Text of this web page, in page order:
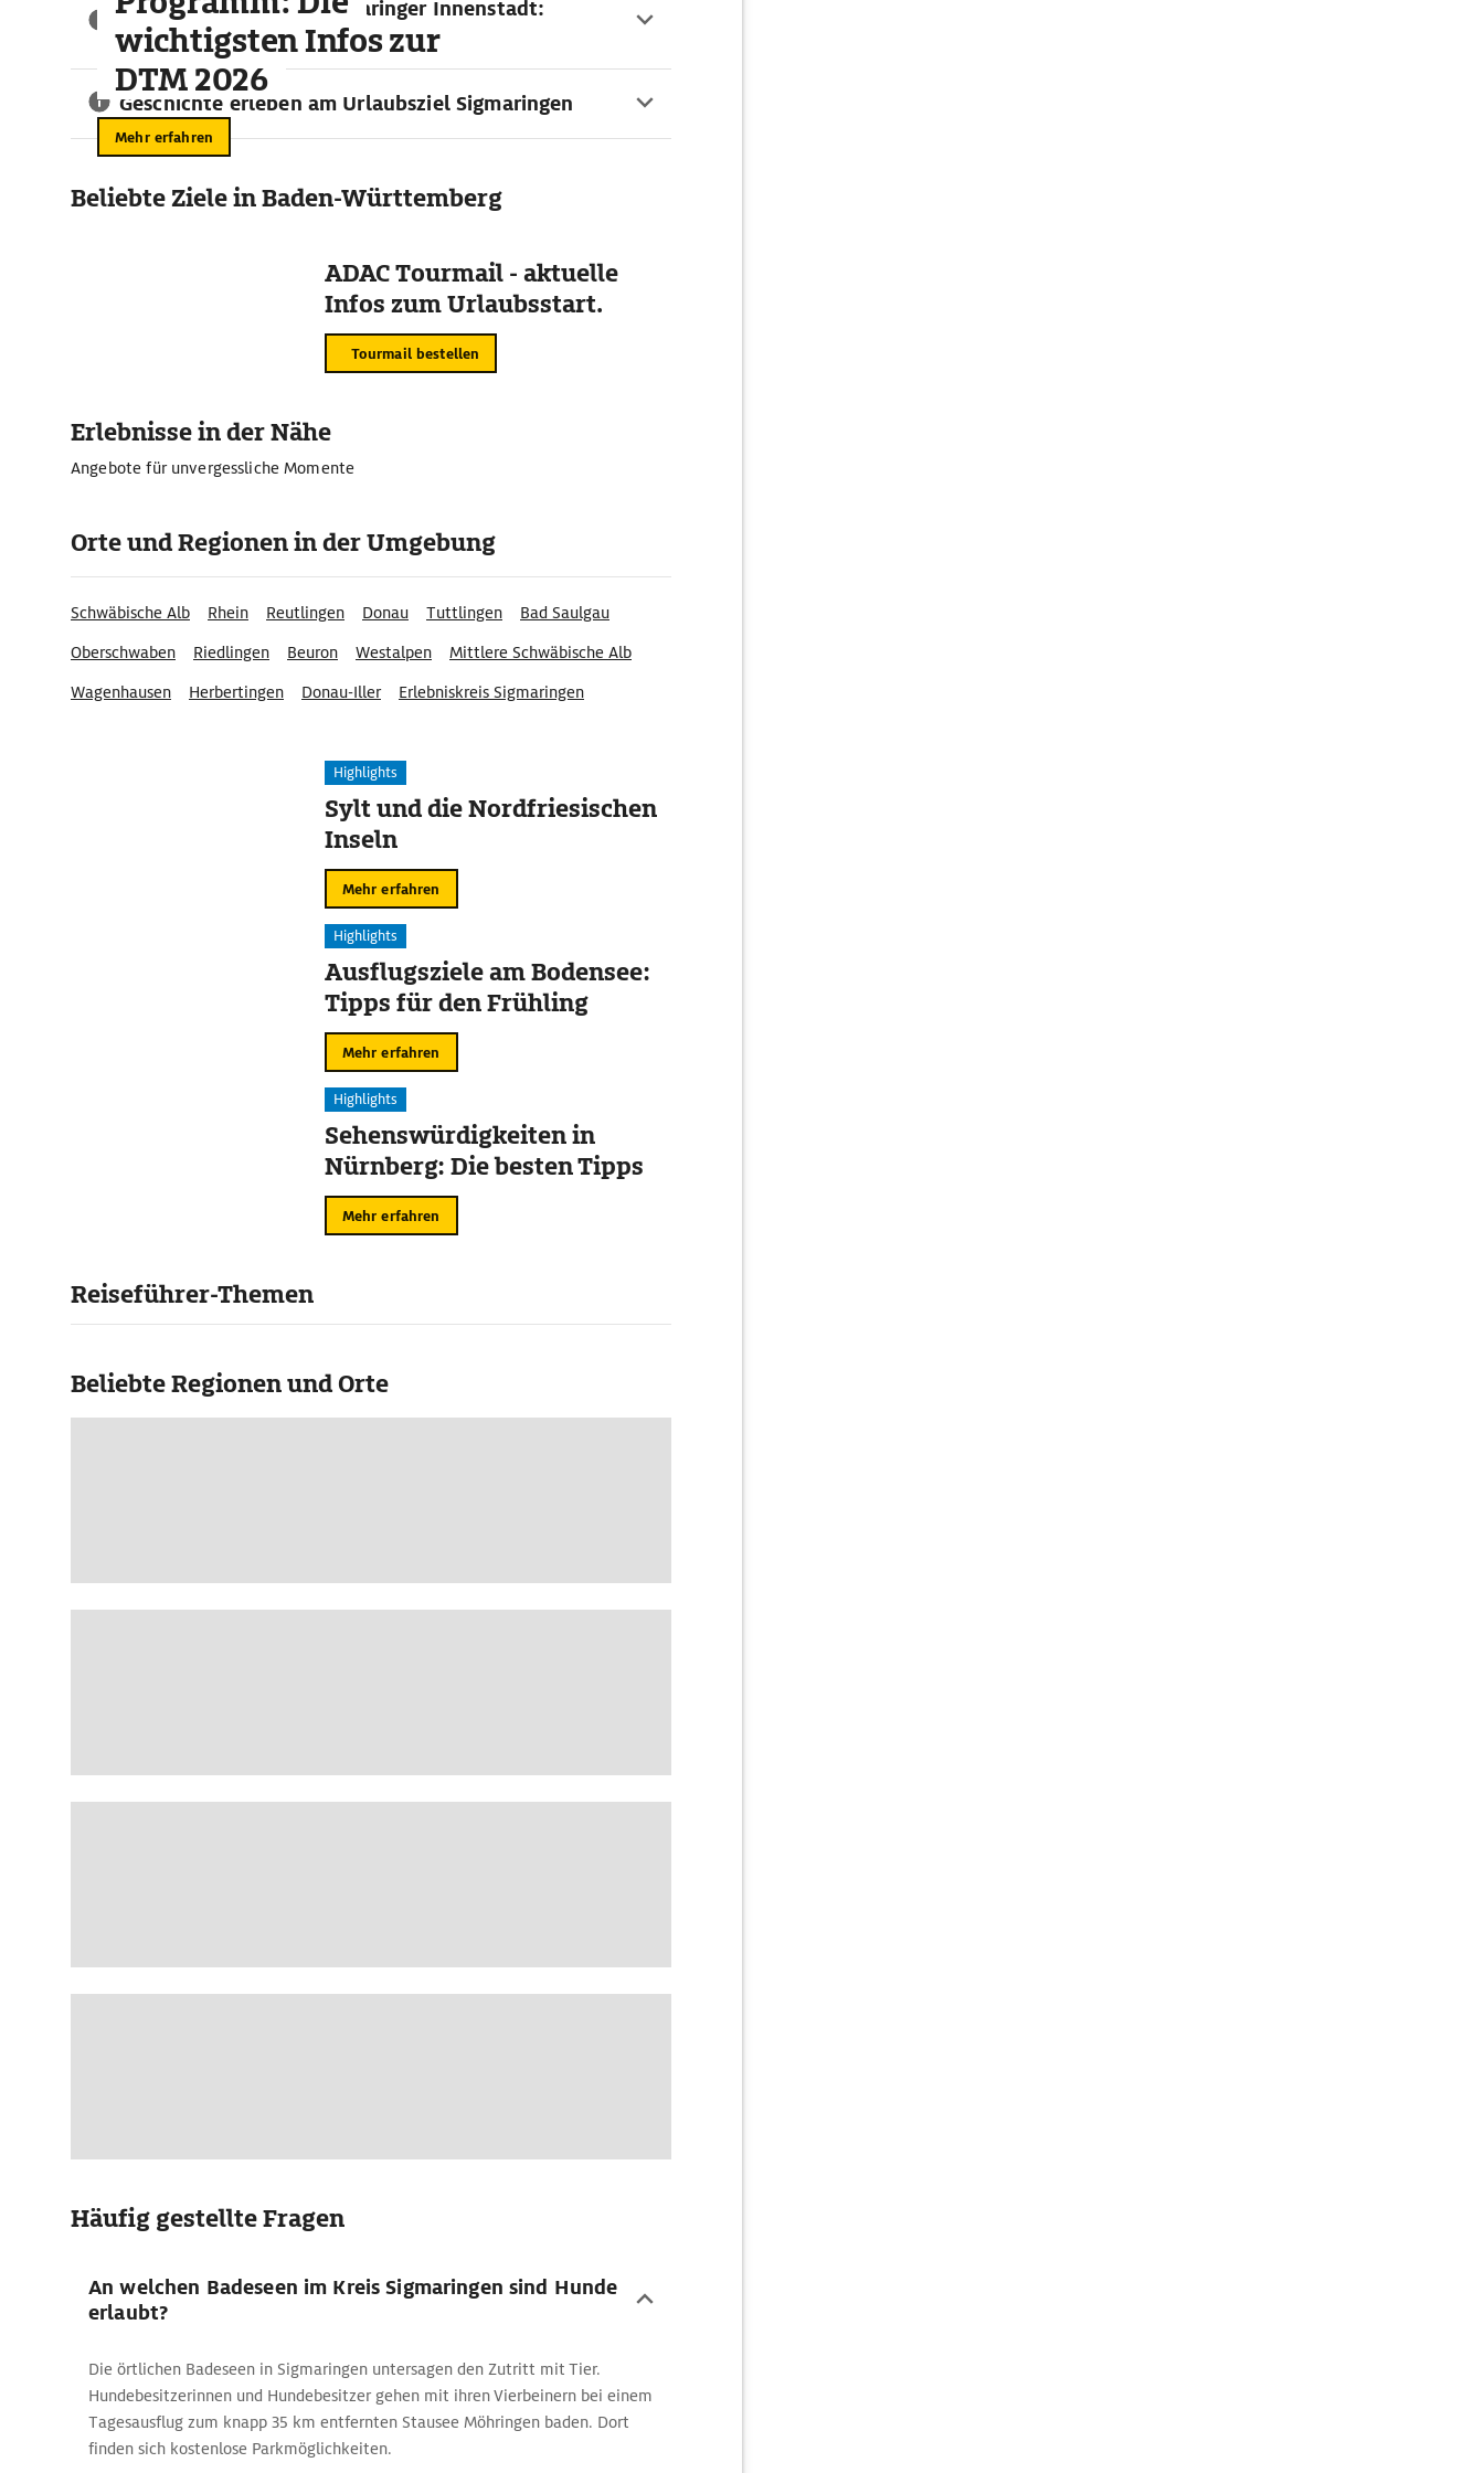
Route planen in die Sigmaringer Innenstadt:
Parkmöglichkeiten
Geschichte erleben am Urlaubsziel Sigmaringen
wichtigsten Infos zur
DTM 2026
Mehr erfahren
Beliebte Ziele in Baden-Württemberg
ADAC Tourmail - aktuelle
Infos zum Urlaubsstart.
Tourmail bestellen
Erlebnisse in der Nähe
Angebote für unvergessliche Momente
Orte und Regionen in der Umgebung
Schwäbische Alb Rhein Reutlingen Donau Tuttlingen
Bad Saulgau
Oberschwaben
Riedlingen Beuron Westalpen
Mittlere Schwäbische Alb
Wagenhausen
Herbertingen Donau-Iller
Erlebniskreis Sigmaringen
Highlights
Sylt und die Nordfriesischen
Inseln
Mehr erfahren
Highlights
Ausflugsziele am Bodensee:
Tipps für den Frühling
Mehr erfahren
Highlights
Sehenswürdigkeiten in
Nürnberg: Die besten Tipps
Mehr erfahren
Reiseführer-Themen
Beliebte Regionen und Orte
Häufig gestellte Fragen
An welchen Badeseen im Kreis Sigmaringen sind Hunde
erlaubt?
Die örtlichen Badeseen in Sigmaringen untersagen den Zutritt mit Tier.
Hundebesitzerinnen und Hundebesitzer gehen mit ihren Vierbeinern bei einem
Tagesausflug zum knapp 35 km entfernten Stausee Möhringen baden. Dort
finden sich kostenlose Parkmöglichkeiten.